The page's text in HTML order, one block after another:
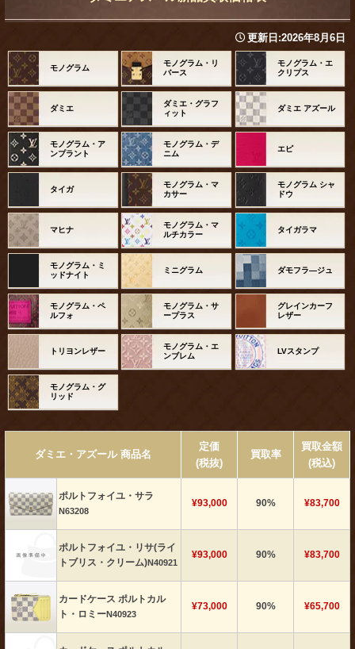
更新日:2026年8月6日
モノグラム
モノグラム・リ
バース
モノグラム・エ
クリプス
ダミエ
ダミエ・グラフ
ィット
ダミエ アズール
モノグラム・ア
ンプラント
モノグラム・デ
ニム
エピ
タイガ
モノグラム・マ
カサー
モノグラム シャ
ドウ
マヒナ
モノグラム・マ
ルチカラー
タイガラマ
モノグラム・ミ
ッドナイト
ミニグラム ダモフラ―ジュ
モノグラム・ペ
ルフォ
モノグラム・サ
ープラス
グレインカーフ
レザー
トリヨンレザー
モノグラム・エ
ンブレム
LVスタンプ
モノグラム・グ
リッド
ダミエ・アズール 商品名
定価
(税抜)
買取率
買取金額
(税込)
ポルトフォイユ・サラ
N63208
¥93,000 90% ¥83,700
ポルトフォイユ・リサ(ライ
トブリス・クリーム)N40921
¥93,000 90% ¥83,700
カードケース ポルトカル
ト・ロミーN40923
¥73,000 90% ¥65,700